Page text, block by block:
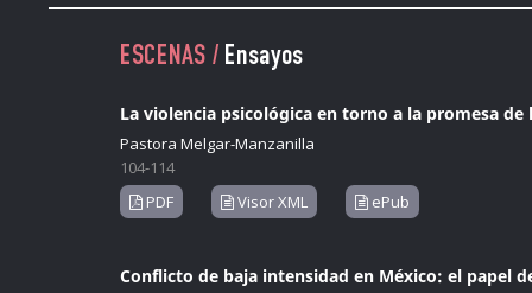
ESCENAS / Ensayos
La violencia psicológica en torno a la promesa de
Pastora Melgar-Manzanilla
104-114
PDF
Visor XML ePub
Conflicto de baja intensidad en México: el papel